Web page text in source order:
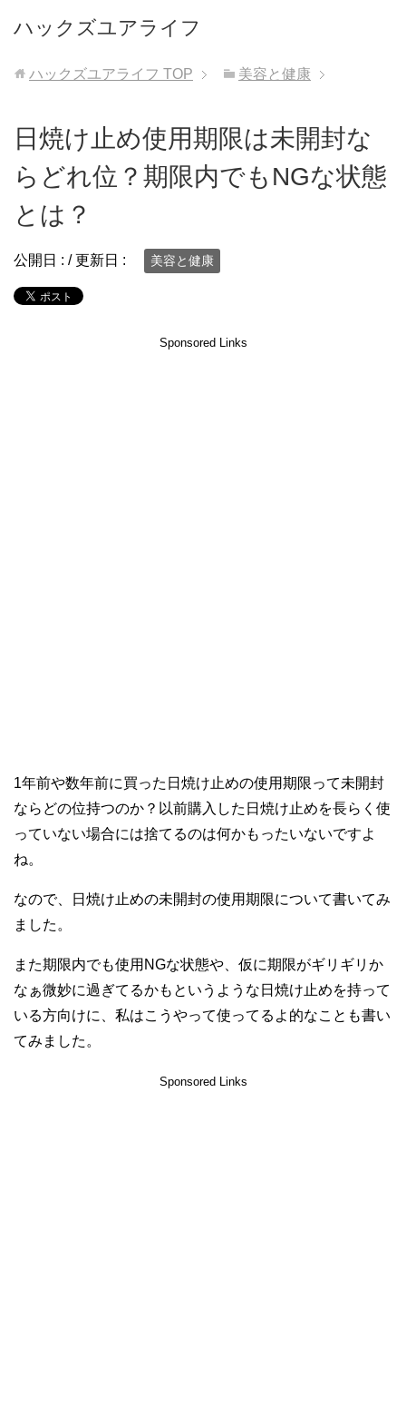
ハックズユアライフ
ハックズユアライフ TOP 美容と健康
日焼け止め使用期限は未開封な
らどれ位？期限内でもNGな状態
とは？
公開日 : / 更新日 : 美容と健康
Sponsored Links
1年前や数年前に買った日焼け止めの使用期限って未開封
ならどの位持つのか？以前購入した日焼け止めを長らく使
っていない場合には捨てるのは何かもったいないですよ
ね。
なので、日焼け止めの未開封の使用期限について書いてみ
ました。
また期限内でも使用NGな状態や、仮に期限がギリギリか
なぁ微妙に過ぎてるかもというような日焼け止めを持って
いる方向けに、私はこうやって使ってるよ的なことも書い
てみました。
Sponsored Links